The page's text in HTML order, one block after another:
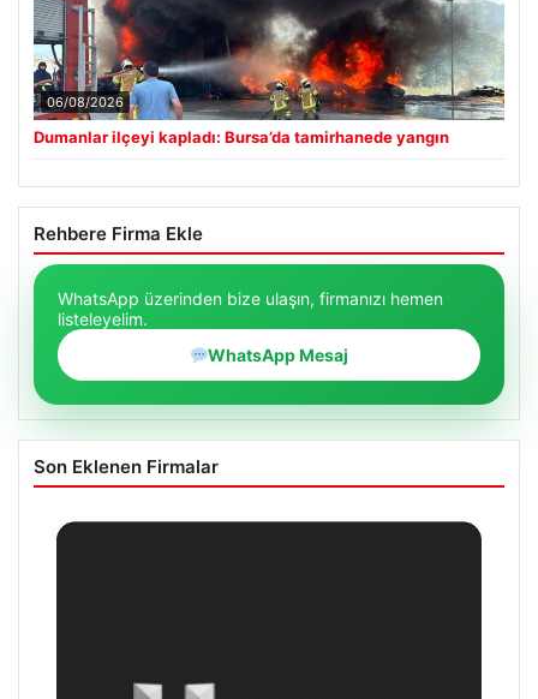
06/08/2026
Dumanlar ilçeyi kapladı: Bursa’da tamirhanede yangın
Rehbere Firma Ekle
WhatsApp üzerinden bize ulaşın, firmanızı hemen
listeleyelim.
WhatsApp Mesaj
Son Eklenen Firmalar